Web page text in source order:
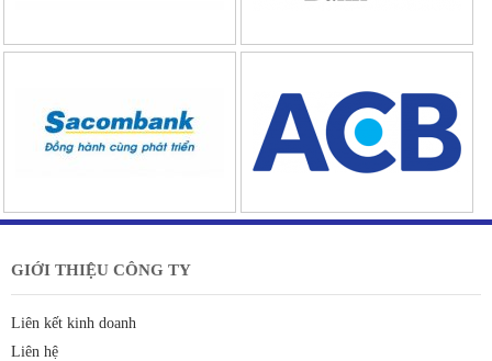
GIỚI THIỆU CÔNG TY
Liên kết kinh doanh
Liên hệ